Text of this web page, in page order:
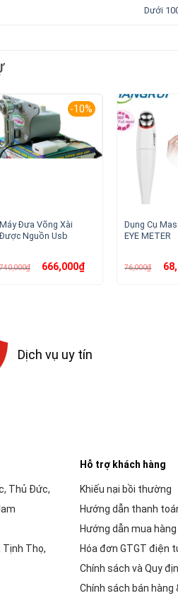
Dưới
-10%
Máy Đưa Võng Xài
Nguồn Usb
₫
Giá
gốc
666,000₫Giá
Dụng Cụ
EYE METER
76,000₫
Giá
gốc
Dịch vụ uy tín
Thủ Đức,
Tịnh Thọ,
Hỗ trợ khách hàng
Khiếu nại bồi thường
Hướng dẫn thanh
Hướng dẫn mua hàng
Hóa đơn GTGT điện
Chính sách và Quy
Chính sách bán hàng